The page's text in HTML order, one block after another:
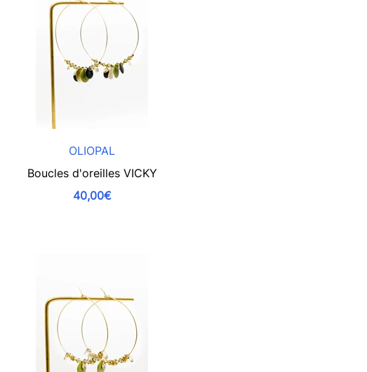
OLIOPAL
Boucles d'oreilles VICKY
40,00€